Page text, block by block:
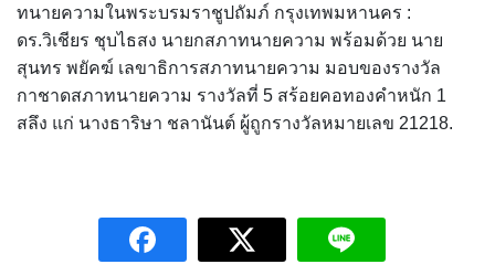
ทนายความในพระบรมราชูปถัมภ์ กรุงเทพมหานคร :
ดร.วิเชียร ชุบไธสง นายกสภาทนายความ พร้อมด้วย นาย
สุนทร พยัคฆ์ เลขาธิการสภาทนายความ มอบของรางวัล
กาชาดสภาทนายความ รางวัลที่ 5 สร้อยคอทองคำหนัก 1
สลึง แก่ นางธาริษา ชลานันต์ ผู้ถูกรางวัลหมายเลข 21218.